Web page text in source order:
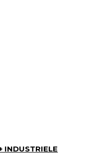
INDUSTRIELE